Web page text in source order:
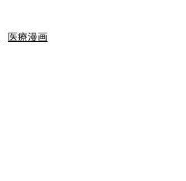
医療漫画